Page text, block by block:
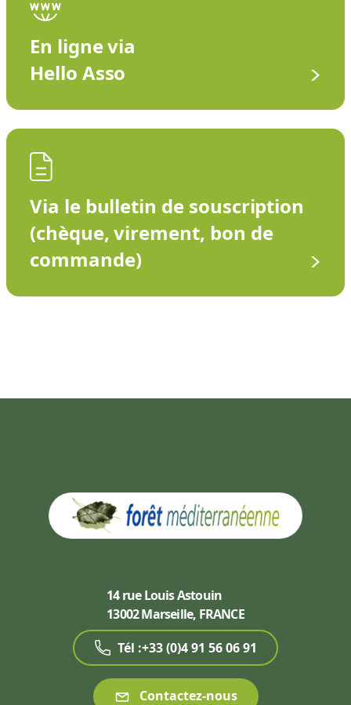
En ligne via
Hello Asso
Via le bulletin de souscription
(chèque, virement, bon de
commande)
14 rue Louis Astouin
13002 Marseille, FRANCE
Tél :+33 (0)4 91 56 06 91
Contactez-nous